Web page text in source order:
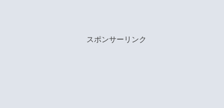
スポンサーリンク